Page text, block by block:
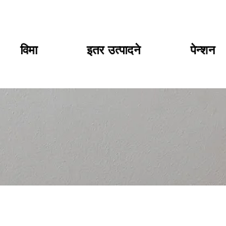
विमा इतर उत्पादने पेन्शन